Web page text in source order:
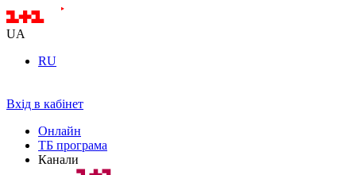
UA
RU
Вхід в кабінет
Онлайн
ТБ програма
Канали